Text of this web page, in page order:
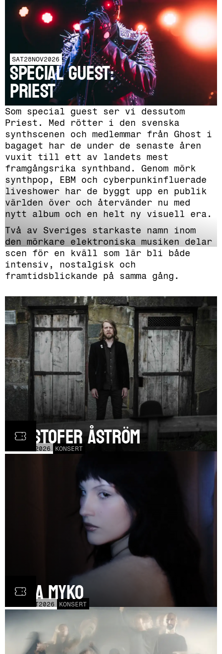
SAT28NOV2026
SPECIAL GUEST:
PRIEST
Som special guest ser vi dessutom
Priest. Med rötter i den svenska
synthscenen och medlemmar från Ghost i
bagaget har de under de senaste åren
vuxit till ett av landets mest
framgångsrika synthband. Genom mörk
synthpop, EBM och cyberpunkinfluerade
liveshower har de byggt upp en publik
världen över och återvänder nu med
nytt album och en helt ny visuell era.
Två av Sveriges starkaste namn inom
den mörkare elektroniska musiken delar
scen för en kväll som lär bli både
intensiv, nostalgisk och
framtidsblickande på samma gång.
2026 KONSERT
Kristofer Åström
OCT2026 KONSERT
Olga Myko